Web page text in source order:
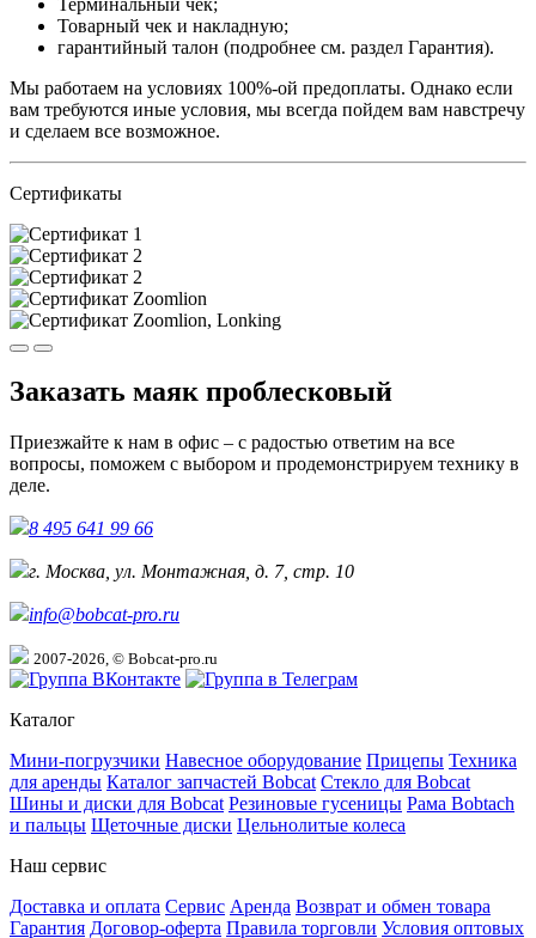
Товарный чек и накладную;
гарантийный талон (подробнее см. раздел Гарантия).
Мы работаем на условиях 100%-ой предоплаты. Однако если
вам требуются иные условия, мы всегда пойдем вам навстречу
и сделаем все возможное.
Сертификаты
Заказать маяк проблесковый
Приезжайте к нам в офис – с радостью ответим на все
вопросы, поможем с выбором и продемонстрируем технику в
деле.
8 495 641 99 66
г. Москва, ул. Монтажная, д. 7, стр. 10
info@bobcat-pro.ru
2007-2026, © Bobcat-pro.ru
Каталог
Мини-погрузчики Навесное оборудование Прицепы Техника
для аренды Каталог запчастей Bobcat Стекло для Bobcat
Шины и диски для Bobcat Резиновые гусеницы Рама Bobtach
и пальцы Щеточные диски Цельнолитые колеса
Наш сервис
Доставка и оплата Сервис Аренда Возврат и обмен товара
Гарантия Договор-оферта Правила торговли Условия оптовых